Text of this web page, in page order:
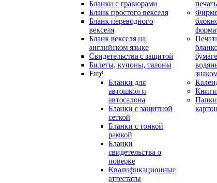
Бланки с гравюрами
Бланк простого векселя
Бланк переводного
векселя
Бланк векселя на
английском языке
Свидетельства с защитой
Билеты, купоны, талоны
Ещё
Бланки для
автошкол и
автосалона
Бланки с защитной
сеткой
Бланки с тонкой
рамкой
Бланки
свидетельства о
поверке
Квалификационные
аттестаты
печать
Книги
Папки